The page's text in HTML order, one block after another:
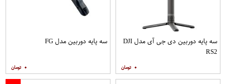
سه پایه دوربین دی جی آی مدل DJI
RS2
۰
سه پایه دوربین مدل FG
۰